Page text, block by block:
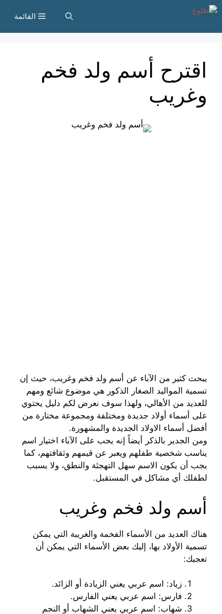
انتقل
المحتوى
القائمة
اقترح أسم ولد فخم
وغريب
يبحث كثير من الآباء عن أسم ولد فخم وغريب، حيث إن
تسمية المواليد الصغار الذكور هي موضوع شائع ومهم
للعديد من الأهالي، ولهذا سوف نعرض لكم دليل يحتوي
على أسماء أولاد جديدة ومختلفة ومجموعة مختارة من
أفضل أسماء الاولاد الجديدة والمشهورة.
ومن الجدير بالذكر أيضاً إنه يجب على الآباء اختيار اسم
يناسب شخصية طفلهم ويعبر عن قيمهم وثقافتهم، كما
يجب أن يكون الاسم سهل التهجئة والنطق، ولا يسبب
لطفلك أي مشاكل في المستقبل.
أسم ولد فخم وغريب
هناك العديد من الأسماء الفخمة والغريبة التي يمكن
تسمية الأولاد بها، إليك بعض الأسماء التي يمكن أن
تعجبك:
زياد: اسم عربي يعني الزيادة أو الزائد.
فارس: اسم عربي يعني الفارس.
شهاب: اسم عربي يعني الشهاب أو النجم